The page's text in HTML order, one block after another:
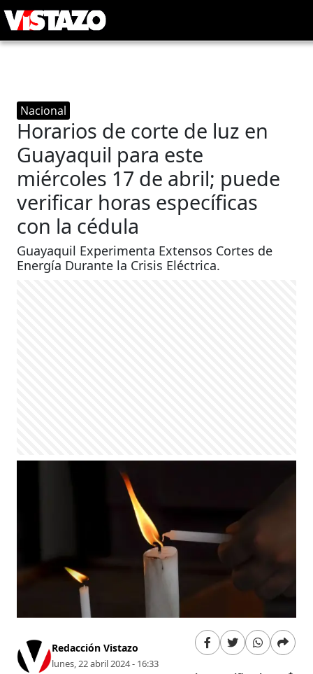
Nacional
Horarios de corte de luz en
Guayaquil para este
miércoles 17 de abril; puede
verificar horas específicas
con la cédula
Guayaquil Experimenta Extensos Cortes de
Energía Durante la Crisis Eléctrica.
Redacción Vistazo
lunes, 22 abril 2024 - 16:33